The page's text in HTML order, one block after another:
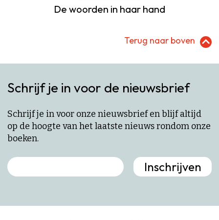
De woorden in haar hand
Terug naar boven
Schrijf je in voor de nieuwsbrief
Schrijf je in voor onze nieuwsbrief en blijf altijd
op de hoogte van het laatste nieuws rondom onze
boeken.